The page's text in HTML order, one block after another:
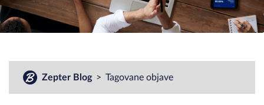
Zepter Blog Tagovane objave